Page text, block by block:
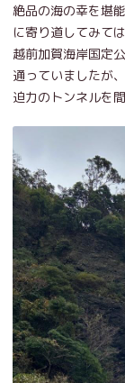
絶品の海の幸を堪
に寄り道してみて
越前加賀海岸国定
通っていましたが
迫力のトンネルを